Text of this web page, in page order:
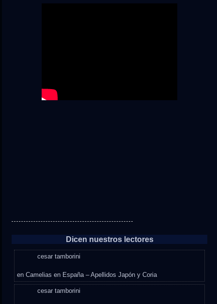
Dicen nuestros lectores
cesar tamborini
enCamelias en España – Apellidos Japón y Coria
cesar tamborini